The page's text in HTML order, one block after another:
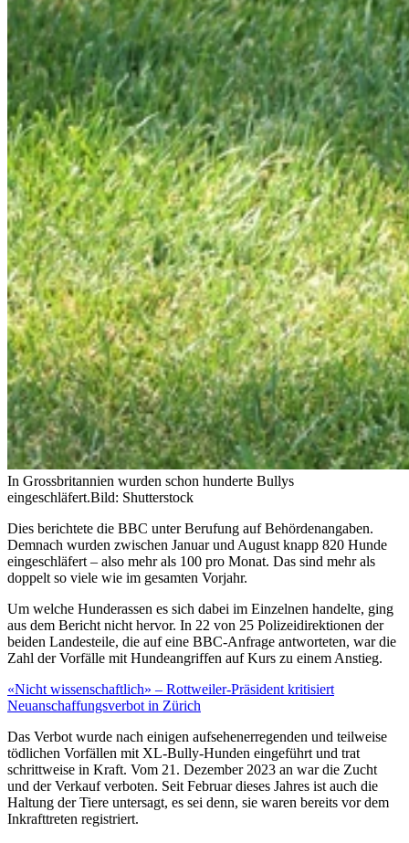
In Grossbritannien wurden schon hunderte Bullys
eingeschläfert.Bild: Shutterstock
Dies berichtete die BBC unter Berufung auf Behördenangaben.
Demnach wurden zwischen Januar und August knapp 820 Hunde
eingeschläfert – also mehr als 100 pro Monat. Das sind mehr als
doppelt so viele wie im gesamten Vorjahr.
Um welche Hunderassen es sich dabei im Einzelnen handelte, ging
aus dem Bericht nicht hervor. In 22 von 25 Polizeidirektionen der
beiden Landesteile, die auf eine BBC-Anfrage antworteten, war die
Zahl der Vorfälle mit Hundeangriffen auf Kurs zu einem Anstieg.
«Nicht wissenschaftlich» – Rottweiler-Präsident kritisiert
Neuanschaffungsverbot in Zürich
Das Verbot wurde nach einigen aufsehenerregenden und teilweise
tödlichen Vorfällen mit XL-Bully-Hunden eingeführt und trat
schrittweise in Kraft. Vom 21. Dezember 2023 an war die Zucht
und der Verkauf verboten. Seit Februar dieses Jahres ist auch die
Haltung der Tiere untersagt, es sei denn, sie waren bereits vor dem
Inkrafttreten registriert.